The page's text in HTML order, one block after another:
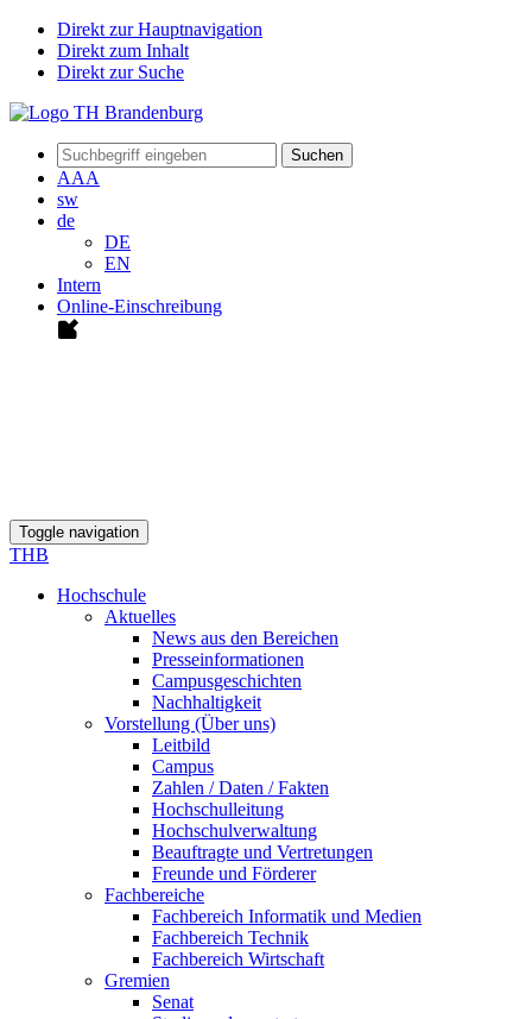
Direkt zur Hauptnavigation
Direkt zum Inhalt
Direkt zur Suche
Suchen
AAA
sw
de
DE
EN
Intern
Online-Einschreibung
Toggle navigation
THB
Hochschule
Aktuelles
News aus den Bereichen
Presseinformationen
Campusgeschichten
Nachhaltigkeit
Vorstellung (Über uns)
Leitbild
Campus
Zahlen / Daten / Fakten
Hochschulleitung
Hochschulverwaltung
Beauftragte und Vertretungen
Freunde und Förderer
Fachbereiche
Fachbereich Informatik und Medien
Fachbereich Technik
Fachbereich Wirtschaft
Gremien
Senat